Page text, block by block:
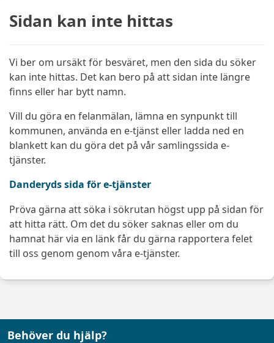
Sidan kan inte hittas
Vi ber om ursäkt för besväret, men den sida du söker
kan inte hittas. Det kan bero på att sidan inte längre
finns eller har bytt namn.
Vill du göra en felanmälan, lämna en synpunkt till
kommunen, använda en e-tjänst eller ladda ned en
blankett kan du göra det på vår samlingssida e-
tjänster.
Danderyds sida för e-tjänster
Pröva gärna att söka i sökrutan högst upp på sidan för
att hitta rätt. Om det du söker saknas eller om du
hamnat här via en länk får du gärna rapportera felet
till oss genom genom våra e-tjänster.
Behöver du hjälp?